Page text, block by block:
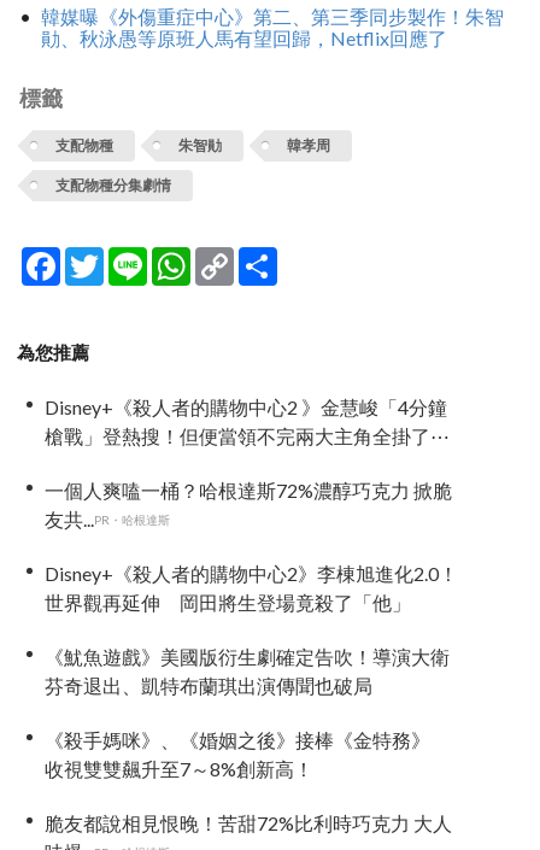
韓媒曝《外傷重症中心》第二、第三季同步製作！朱智
勛、秋泳愚等原班人馬有望回歸，Netflix回應了
標籤
支配物種 朱智勛 韓孝周
支配物種分集劇情
Facebook
TwitterLine WhatsApp
Copy
Link
為您推薦
Disney+《殺人者的購物中心2 》金慧峻「4分鐘
槍戰」登熱搜！但便當領不完兩大主角全掛了⋯
一個人爽嗑一桶？哈根達斯72%濃醇巧克力 掀脆
友共...PR・哈根達斯
Disney+《殺人者的購物中心2》李棟旭進化2.0！
世界觀再延伸 岡田將生登場竟殺了「他」
《魷魚遊戲》美國版衍生劇確定告吹！導演大衛
芬奇退出、凱特布蘭琪出演傳聞也破局
《殺手媽咪》、《婚姻之後》接棒《金特務》
收視雙雙飆升至7～8%創新高！
脆友都說相見恨晚！苦甜72%比利時巧克力 大人